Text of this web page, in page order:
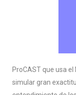
ProCAST que usa
simular gran